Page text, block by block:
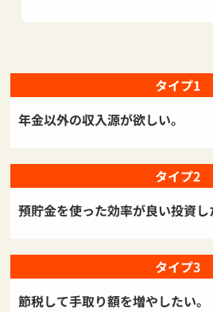
タイプ1
年金以外の収入源が欲しい。
タイプ2
預貯金を使った効率が良い投資し
タイプ3
節税して手取り額を増やしたい。